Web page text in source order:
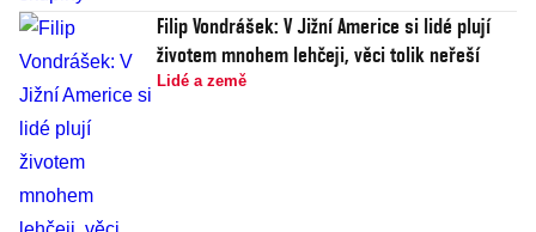
Filip Vondrášek: V Jižní Americe si lidé plují
životem mnohem lehčeji, věci tolik neřeší
Lidé a země